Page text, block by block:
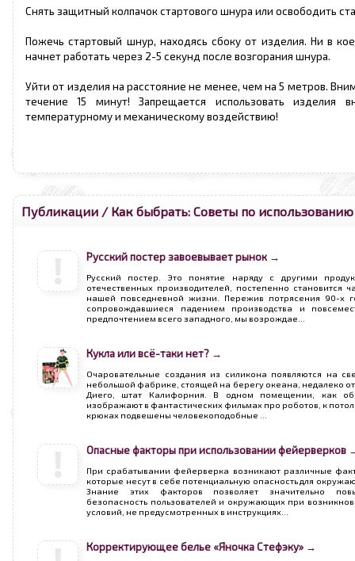
Снять защитный колпачок стартового шнура или освободить
Пожечь стартовый шнур, находясь сбоку от изделия. Ни в
начнет работать через 2-5 секунд после возгорания шнура.
Уйти от изделия на расстояние не менее, чем на 5 метров.
течение 15 минут! Запрещается использовать изделия
температурному и механическому воздействию!
Публикации / Как быбрать: Советы по использованию
Русский постер завоевывает рынок →
Русский постер. Это понятие наряду с другими
отечественных производителей, постепенно становится
нашей повседневной жизни. Пережив потрясения 90-х
сопровождавшиеся падением производства и
предпочтением всего западного, мы возрождае...
Кукла или всё-таки нет? →
Очаровательные создания из силикона появляются на
небольшой фабрике, стоящей на берегу океана, недалеко
Диего, штат Калифорния. В одном помещении, как
изображают в фантастических фильмах про роботов, к
крюках подвешены человекоподобные ...
Опасные факторы при использовании фейерверков
При срабатывании фейерверка возникают различные
которые несут в себе потенциальную опасность для
Знание этих факторов позволяет значительно
безопасность пользователей и окружающих при
условий, не предусмотренных в инструкциях...
Корректирующее белье «Яночка Стефэку» →